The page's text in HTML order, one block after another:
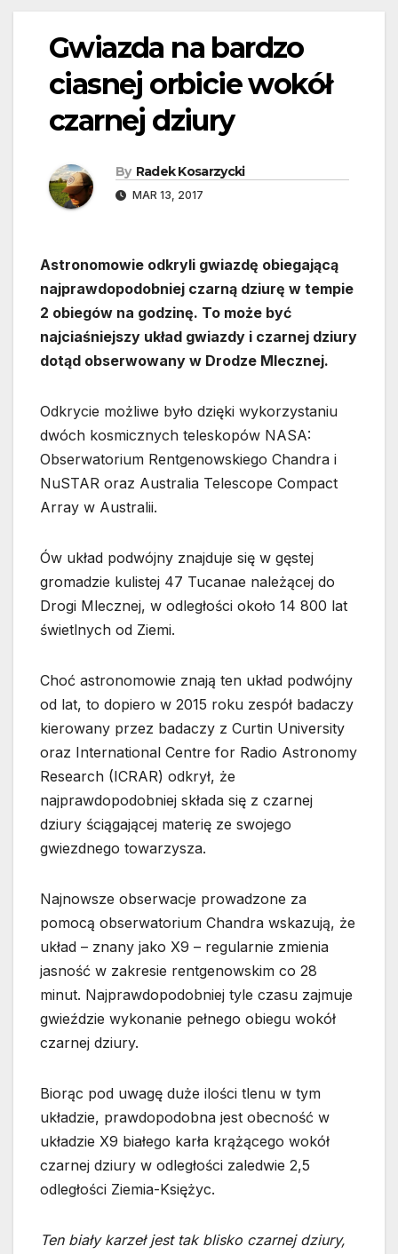
Gwiazda na bardzo
ciasnej orbicie wokół
czarnej dziury
By Radek Kosarzycki
MAR 13, 2017
Astronomowie odkryli gwiazdę obiegającą
najprawdopodobniej czarną dziurę w tempie
2 obiegów na godzinę. To może być
najciaśniejszy układ gwiazdy i czarnej dziury
dotąd obserwowany w Drodze Mlecznej.
Odkrycie możliwe było dzięki wykorzystaniu
dwóch kosmicznych teleskopów NASA:
Obserwatorium Rentgenowskiego Chandra i
NuSTAR oraz Australia Telescope Compact
Array w Australii.
Ów układ podwójny znajduje się w gęstej
gromadzie kulistej 47 Tucanae należącej do
Drogi Mlecznej, w odległości około 14 800 lat
świetlnych od Ziemi.
Choć astronomowie znają ten układ podwójny
od lat, to dopiero w 2015 roku zespół badaczy
kierowany przez badaczy z Curtin University
oraz International Centre for Radio Astronomy
Research (ICRAR) odkrył, że
najprawdopodobniej składa się z czarnej
dziury ściągającej materię ze swojego
gwiezdnego towarzysza.
Najnowsze obserwacje prowadzone za
pomocą obserwatorium Chandra wskazują, że
układ – znany jako X9 – regularnie zmienia
jasność w zakresie rentgenowskim co 28
minut. Najprawdopodobniej tyle czasu zajmuje
gwieździe wykonanie pełnego obiegu wokół
czarnej dziury.
Biorąc pod uwagę duże ilości tlenu w tym
układzie, prawdopodobna jest obecność w
układzie X9 białego karła krążącego wokół
czarnej dziury w odległości zaledwie 2,5
odległości Ziemia-Księżyc.
Ten biały karzeł jest tak blisko czarnej dziury,